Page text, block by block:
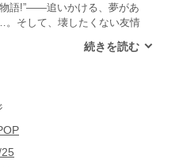
語!”――追いかける、夢があ
そして、壊したくない友情
”。そのファイナルで優勝した
たのはそのうちのひとりだ